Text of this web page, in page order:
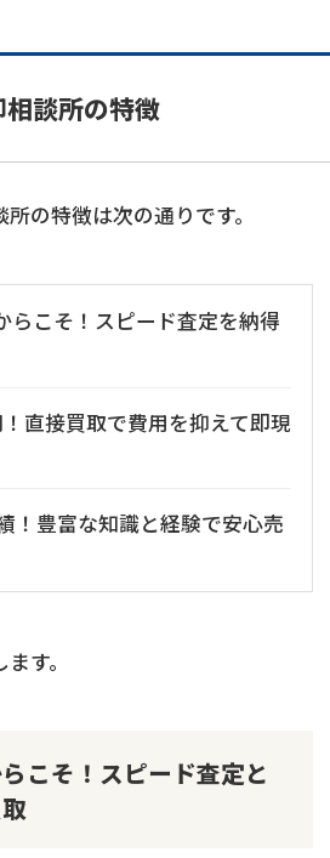
談所の特徴
の特徴は次の通りです。
らこそ！スピード査定を納得
直接買取で費用を抑えて即現
！豊富な知識と経験で安心売
す。
こそ！スピード査定と